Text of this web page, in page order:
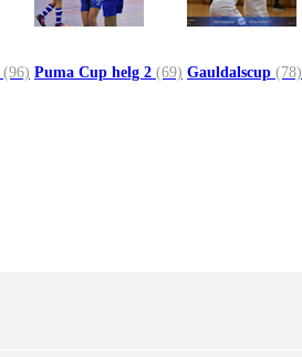
(96) Puma Cup helg 2 (69) Gauldalscup (78)